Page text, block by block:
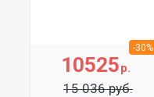
10525р.
15 036 руб.
-30%